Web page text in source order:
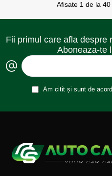
Afisate 1 de la
Fii primul care afla despre
Aboneaza-te
Am citit și sunt de